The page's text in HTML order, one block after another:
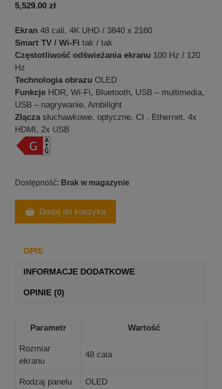
5,529.00 zł
Ekran 48 cali, 4K UHD / 3840 x 2160
Smart TV / Wi-Fi tak / tak
Częstotliwość odświeżania ekranu 100 Hz / 120
Hz
Technologia obrazu OLED
Funkcje HDR, Wi-Fi, Bluetooth, USB – multimedia,
USB – nagrywanie, Ambilight
Złączasłuchawkowe, optyczne, CI , Ethernet, 4x
HDMI, 2x USB
Brak w magazynie
Dodaj do koszyka
OPIS
INFORMACJE DODATKOWE
OPINIE (0)
Parametr Wartość
Rozmiar
ekranu
48 cala
Rodzaj panelu OLED